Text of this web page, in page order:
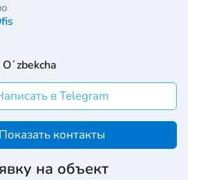
в Telegram
Показать контакты
на объект